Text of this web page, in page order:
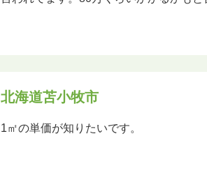
北海道苫小牧市
1㎡の単価が知りたいです。